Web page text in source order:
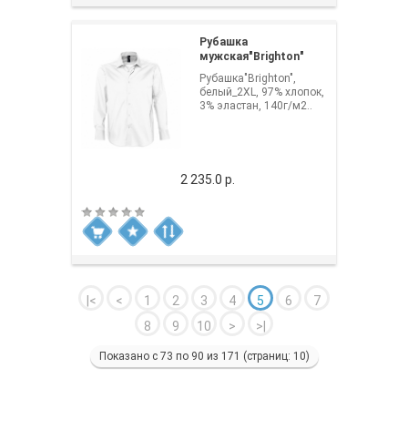
Рубашка
мужская"Brighton"
Рубашка"Brighton",
белый_2XL, 97% хлопок,
3% эластан, 140г/м2..
2 235.0 р.
|< < 1 2 3 4 5 6
7
8
9 10 > >|
Показано с 73 по 90 из 171 (страниц: 10)